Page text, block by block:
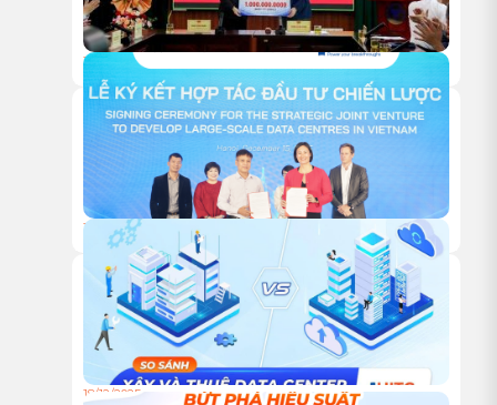
18/05/2026
HITC TRAO TẶNG 1 TỶ ĐỒNG HỖ TRỢ HOẠT ĐỘNG NGHIÊN
CỨU KHOA HỌC CỦA VUSTA
18/12/2025
HỘI NGHỊ KHÁCH HÀNG HITC 2025 – VỮNG BƯỚC ĐỒNG
HÀNH, VƯƠN XA CÙNG HẠ TẦNG XANH
18/12/2025